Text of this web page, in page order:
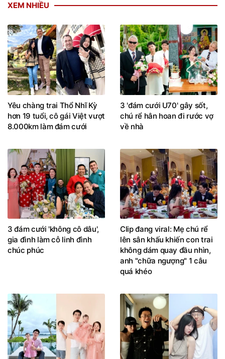
XEM NHIỀU
Yêu chàng trai Thổ Nhĩ Kỳ
hơn 19 tuổi, cô gái Việt vượt
8.000km làm đám cưới
3 'đám cưới U70' gây sốt,
chú rể hân hoan đi rước vợ
về nhà
3 đám cưới 'không cô dâu',
gia đình làm cỗ linh đình
chúc phúc
Clip đang viral: Mẹ chú rể
lên sân khấu khiến con trai
không dám quay đầu nhìn,
anh "chữa ngượng" 1 câu
quá khéo